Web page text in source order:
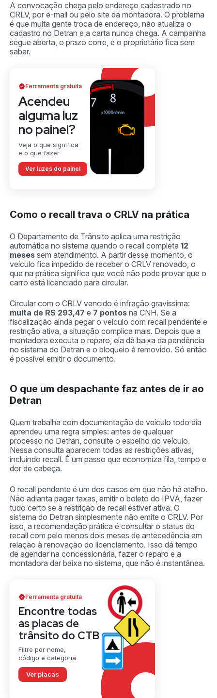
A convocação chega pelo endereço cadastrado no
CRLV, por e-mail ou pelo site da montadora. O problema
é que muita gente troca de endereço, não atualiza o
cadastro no Detran e a carta nunca chega. A campanha
segue aberta, o prazo corre, e o proprietário fica sem
saber.
Ferramenta gratuita
Acendeu
alguma luz
no painel?
Veja o que significa
e o que fazer
Ver luzes do painel
Como o recall trava o CRLV na prática
O Departamento de Trânsito aplica uma restrição
automática no sistema quando o recall completa 12
meses sem atendimento. A partir desse momento, o
veículo fica impedido de receber o CRLV renovado, o
que na prática significa que você não pode provar que o
carro está licenciado para circular.
Circular com o CRLV vencido é infração gravíssima:
multa de R$ 293,47 e 7 pontos na CNH. Se a
fiscalização ainda pegar o veículo com recall pendente e
restrição ativa, a situação complica mais. Depois que a
montadora executa o reparo, ela dá baixa da pendência
no sistema do Detran e o bloqueio é removido. Só então
é possível emitir o documento.
O que um despachante faz antes de ir ao
Detran
Quem trabalha com documentação de veículo todo dia
aprendeu uma regra simples: antes de qualquer
processo no Detran, consulte o espelho do veículo.
Nessa consulta aparecem todas as restrições ativas,
incluindo recall. É um passo que economiza fila, tempo e
dor de cabeça.
O recall pendente é um dos casos em que não há atalho.
Não adianta pagar taxas, emitir o boleto do IPVA, fazer
tudo certo se a restrição de recall estiver ativa. O
sistema do Detran simplesmente não emite o CRLV. Por
isso, a recomendação prática é consultar o status do
recall com pelo menos dois meses de antecedência em
relação à renovação do licenciamento. Isso dá tempo
de agendar na concessionária, fazer o reparo e a
montadora dar baixa no sistema, que não é instantânea.
Ferramenta gratuita
Encontre todas
as placas de
trânsito do CTB
Filtre por nome,
código e categoria
Ver placas